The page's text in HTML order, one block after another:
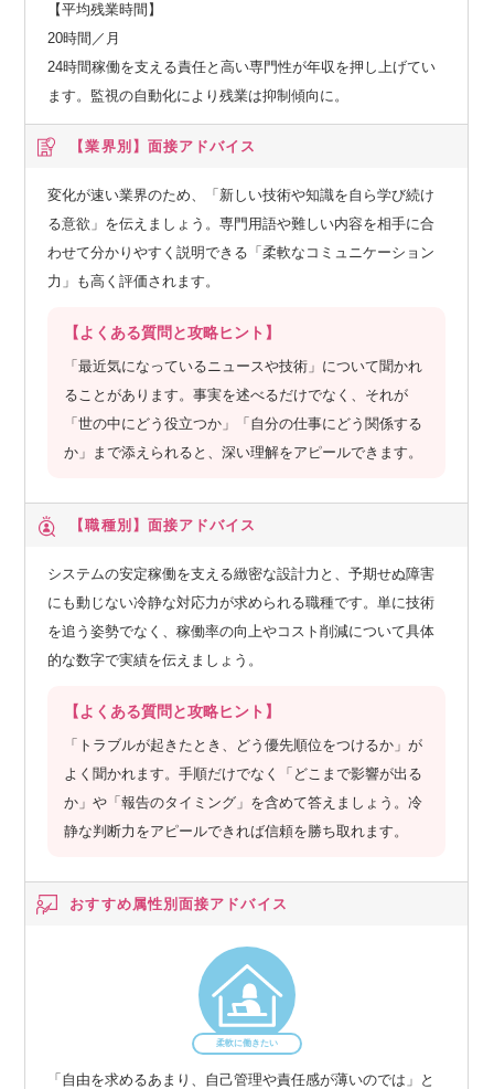
【平均残業時間】
20時間／月
24時間稼働を支える責任と高い専門性が年収を押し上げてい
ます。監視の自動化により残業は抑制傾向に。
【業界別】 面接アドバイス
変化が速い業界のため、「新しい技術や知識を自ら学び続け
る意欲」を伝えましょう。専門用語や難しい内容を相手に合
わせて分かりやすく説明できる「柔軟なコミュニケーション
力」も高く評価されます。
【よくある質問と攻略ヒント】
「最近気になっているニュースや技術」について聞かれ
ることがあります。事実を述べるだけでなく、それが
「世の中にどう役立つか」「自分の仕事にどう関係する
か」まで添えられると、深い理解をアピールできます。
【職種別】 面接アドバイス
システムの安定稼働を支える緻密な設計力と、予期せぬ障害
にも動じない冷静な対応力が求められる職種です。単に技術
を追う姿勢でなく、稼働率の向上やコスト削減について具体
的な数字で実績を伝えましょう。
【よくある質問と攻略ヒント】
「トラブルが起きたとき、どう優先順位をつけるか」が
よく聞かれます。手順だけでなく「どこまで影響が出る
か」や「報告のタイミング」を含めて答えましょう。冷
静な判断力をアピールできれば信頼を勝ち取れます。
おすすめ属性別面接アドバイス
柔軟に働きたい
「自由を求めるあまり、自己管理や責任感が薄いのでは」と